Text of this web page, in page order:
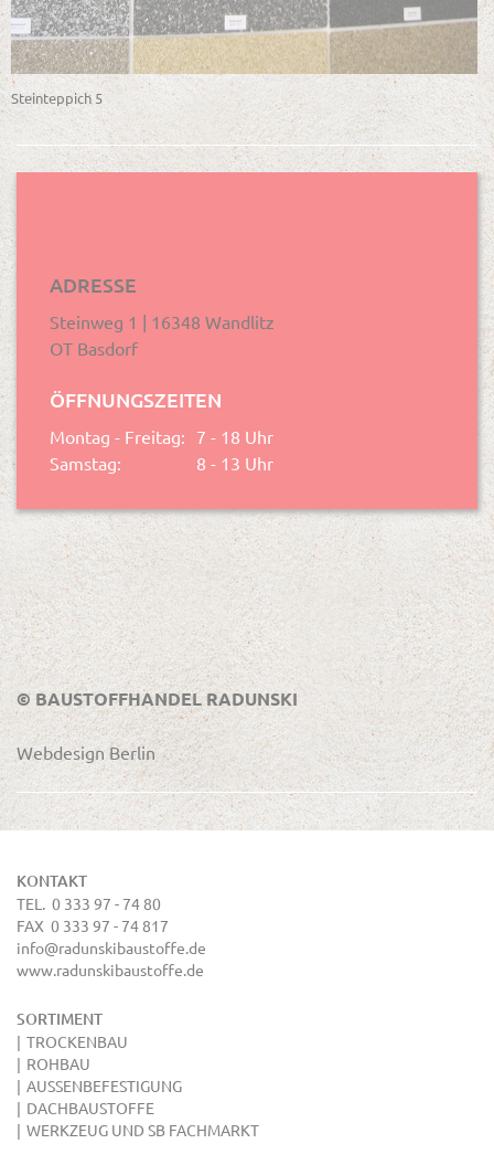
Steinteppich 5
ADRESSE
Steinweg 1 | 16348 Wandlitz
OT Basdorf
ÖFFNUNGSZEITEN
Montag - Freitag: 7 - 18 Uhr
Samstag:
8 - 13 Uhr
© BAUSTOFFHANDEL RADUNSKI
Webdesign Berlin
KONTAKT
TEL. 0 333 97 - 74 80
FAX 0 333 97 - 74 817
info@radunskibaustoffe.de
www.radunskibaustoffe.de
SORTIMENT
TROCKENBAU
ROHBAU
AUSSENBEFESTIGUNG
DACHBAUSTOFFE
WERKZEUG UND SB FACHMARKT